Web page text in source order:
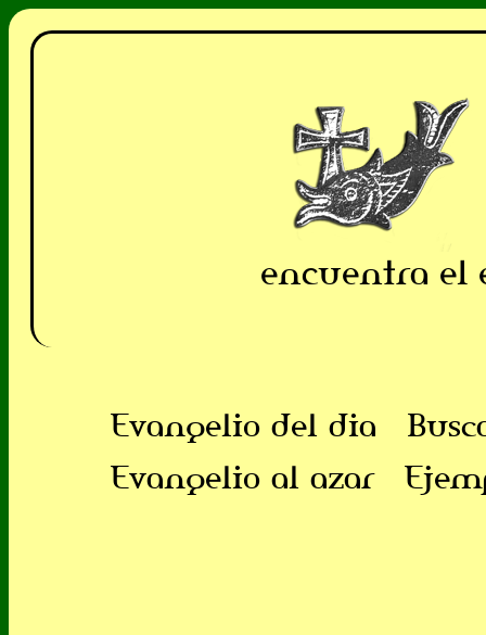
encuentra el
Evangelio del dia
Evangelio al azar